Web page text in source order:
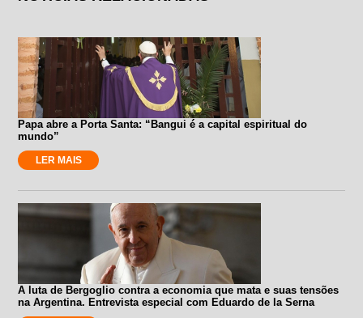
Papa abre a Porta Santa: “Bangui é a capital espiritual do
mundo”
LER MAIS
A luta de Bergoglio contra a economia que mata e suas tensões
na Argentina. Entrevista especial com Eduardo de la Serna